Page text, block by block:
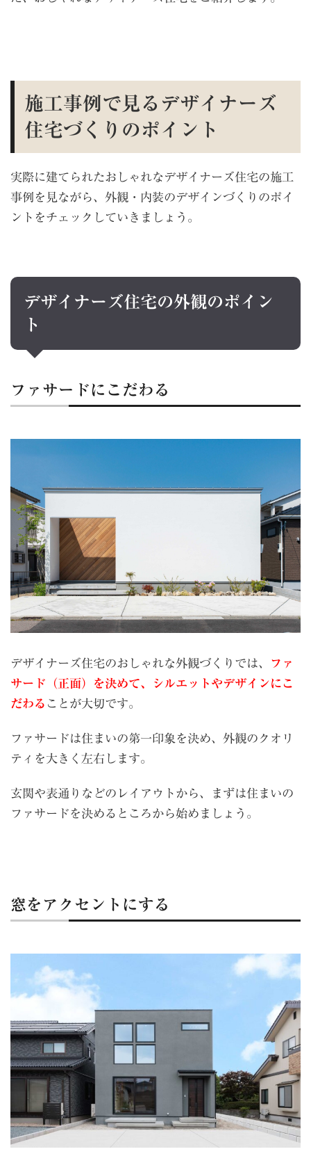
施工事例で見るデザイナーズ
住宅づくりのポイント
実際に建てられたおしゃれなデザイナーズ住宅の施工
事例を見ながら、外観・内装のデザインづくりのポイ
ントをチェックしていきましょう。
デザイナーズ住宅の外観のポイン
ト
ファサードにこだわる
デザイナーズ住宅のおしゃれな外観づくりでは、
ファ
サード（正面）を決めて、シルエットやデザインにこ
だわる ことが大切です。
ファサードは住まいの第一印象を決め、外観のクオリ
ティを大きく左右します。
玄関や表通りなどのレイアウトから、まずは住まいの
ファサードを決めるところから始めましょう。
窓をアクセントにする